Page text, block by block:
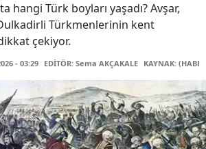
hangi Türk boyları yaşadı? Avşar,
Türkmenlerinin kent
çekiyor.
- 03:29 EDİTÖR: Sema AKÇAKALE KAYNAK: